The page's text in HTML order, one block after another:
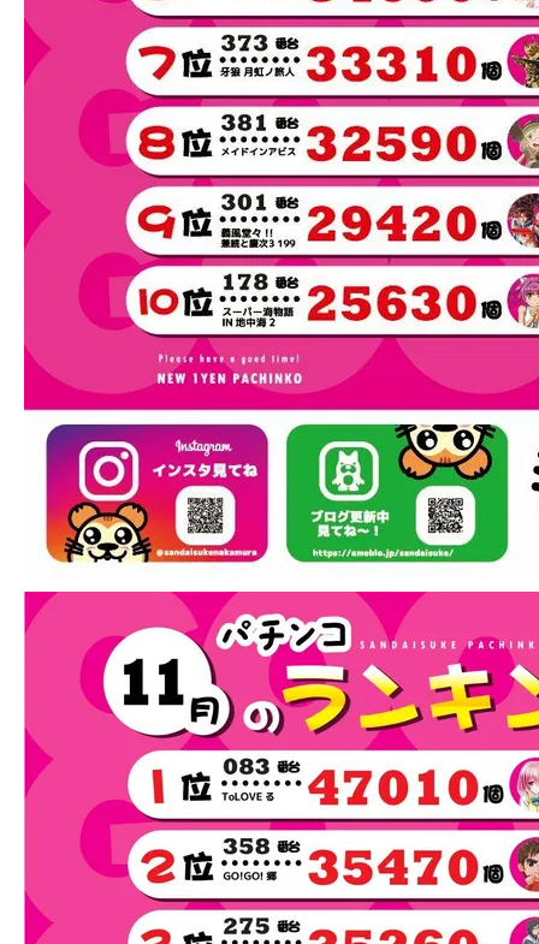
会員募集やってま～す
（お気軽にスタッフま